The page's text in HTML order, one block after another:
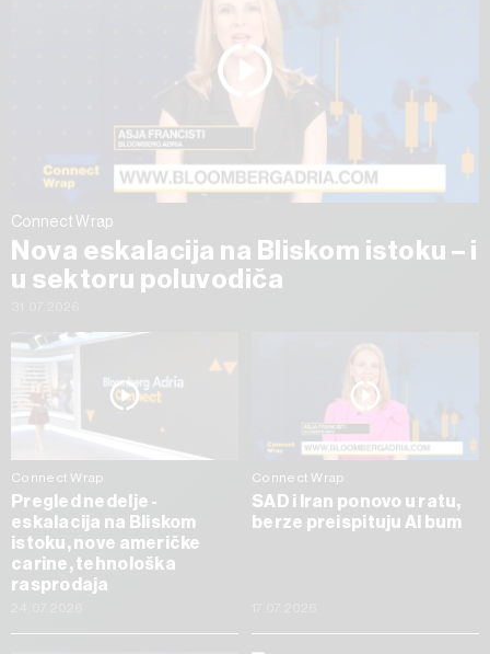
Connect Wrap
Nova eskalacija na Bliskom istoku – i
u sektoru poluvodiča
Connect Wrap
Pregled nedelje -
eskalacija na Bliskom
istoku, nove američke
carine, tehnološka
rasprodaja
Connect Wrap
SAD i Iran ponovo u ratu,
berze preispituju AI bum